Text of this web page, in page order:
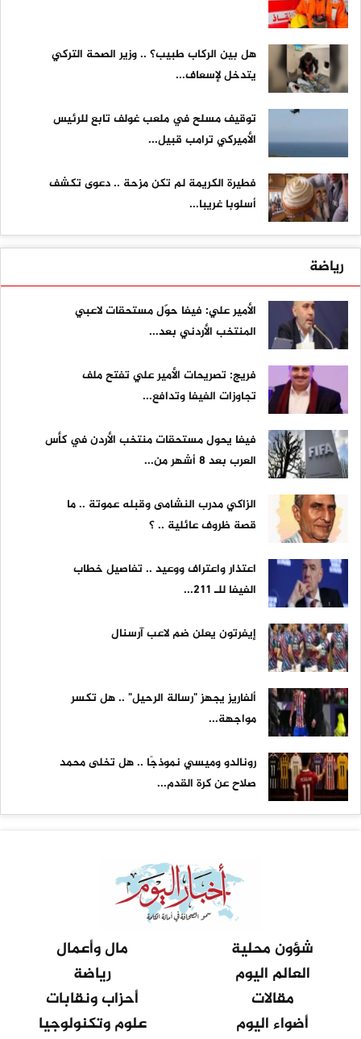
هل بين الركاب طبيب؟ .. وزير الصحة التركي
يتدخل لإسعاف...
توقيف مسلح في ملعب غولف تابع للرئيس
الأميركي ترامب قبيل...
فطيرة الكريمة لم تكن مزحة .. دعوى تكشف
أسلوبا غريبا...
رياضة
الأمير علي: فيفا حوّل مستحقات لاعبي
المنتخب الأردني بعد...
فريج: تصريحات الأمير علي تفتح ملف
تجاوزات الفيفا وتدافع...
فيفا يحول مستحقات منتخب الأردن في كأس
العرب بعد 8 أشهر من...
الزاكي مدرب النشامى وقبله عموتة .. ما
قصة ظروف عائلية .. ؟
اعتذار واعتراف ووعيد .. تفاصيل خطاب
الفيفا للـ 211...
إيفرتون يعلن ضم لاعب آرسنال
ألفاريز يجهز "رسالة الرحيل" .. هل تكسر
مواجهة...
رونالدو وميسي نموذجًا .. هل تخلى محمد
صلاح عن كرة القدم...
شؤون محلية
مال وأعمال
العالم اليوم
رياضة
مقالات
أحزاب ونقابات
أضواء اليوم
علوم وتكنولوجيا